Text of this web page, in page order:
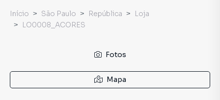
Início São Paulo República
Loja
LO0008_ACORES
Fotos
Mapa